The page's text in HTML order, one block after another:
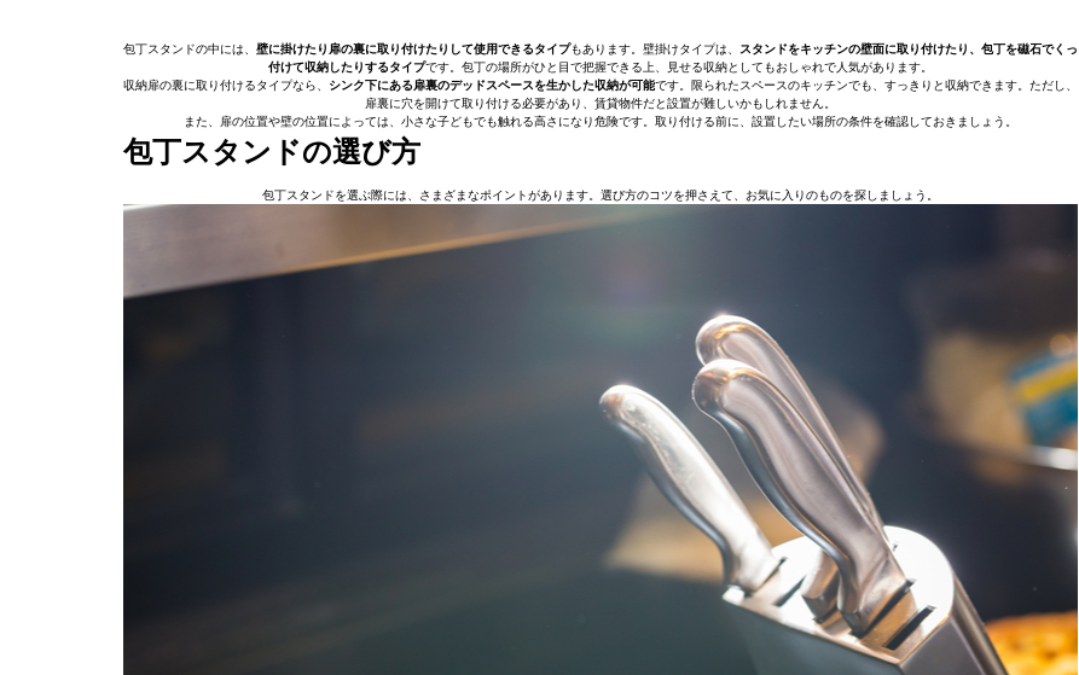
包丁スタンドの中には、 壁に掛けたり扉の裏に取り付けたりして使用できるタイプもあります。壁掛けタイプは、 スタンドをキッチンの壁面に取り付けたり、包丁を磁石でくっ
付けて収納したりするタイプです。包丁の場所がひと目で把握できる上、見せる収納としてもおしゃれで人気があります。
収納扉の裏に取り付けるタイプなら、 シンク下にある扉裏のデッドスペースを生かした収納が可能です。限られたスペースのキッチンでも、すっきりと収納できます。ただし、
扉裏に穴を開けて取り付ける必要があり、賃貸物件だと設置が難しいかもしれません。
また、扉の位置や壁の位置によっては、小さな子どもでも触れる高さになり危険です。取り付ける前に、設置したい場所の条件を確認しておきましょう。
包丁スタンドの選び方
包丁スタンドを選ぶ際には、さまざまなポイントがあります。選び方のコツを押さえて、お気に入りのものを探しましょう。